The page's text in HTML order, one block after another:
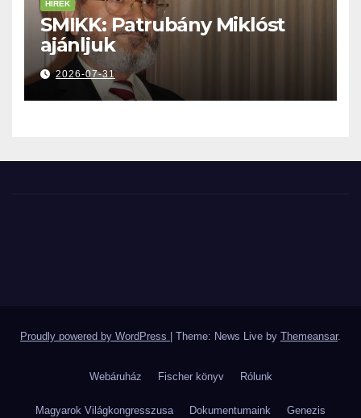
HÍREK
SMIKK: Patrubány Miklóst
ajánljuk
2026-07-31
Proudly powered by WordPress Theme: News Live by Themeansar.
Webáruház Fischer könyv Rólunk
Magyarok Világkongresszusa Dokumentumaink Genezis